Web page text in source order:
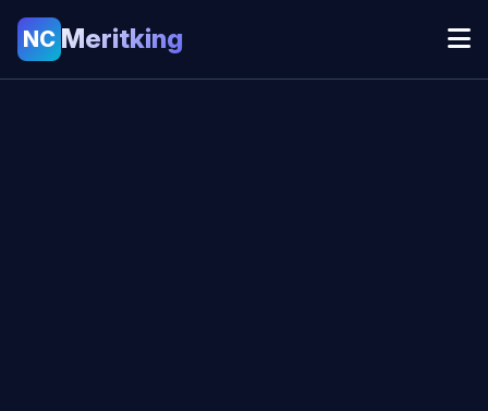
NC Meritking